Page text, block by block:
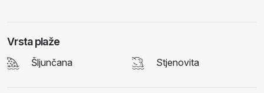
Vrsta plaže
Šljunčana Stjenovita